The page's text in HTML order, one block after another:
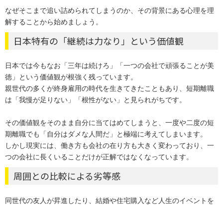
なぜそこまで追い詰められてしまうのか、その背景にある心理を理
解することから始めましょう。
日本特有の「継続は力なり」という価値観
日本では今もなお「三年は続けろ」「一つの会社で頑張ることが美
徳」という価値観が根強く残っています。
親世代の多くが終身雇用の時代を生きてきたこともあり、短期離職
は「我慢が足りない」「根性がない」と見られがちです。
その価値観をそのまま自分に当てはめてしまうと、一度や二度の短
期離職でも「自分はダメな人間だ」と極端に考えてしまいます。
しかし現実には、働き方も会社の在り方も大きく変わっており、一
つの会社に長くいることだけが正解ではなくなっています。
周囲との比較による劣等感
同世代の友人が昇進したり、結婚や住宅購入など人生のイベントを